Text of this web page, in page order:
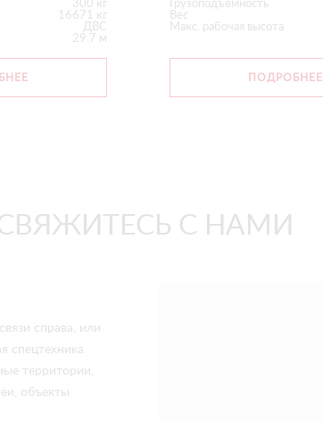
300 кг
16671 кг
ДВС
29.7 м
Грузоподъемность
Вес
Макс. рабочая высота
ПОДРОБНЕЕ
С НАМИ
справа, или
спецтехника
территории,
объекты